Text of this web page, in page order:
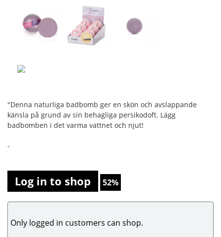
"Denna naturliga badbomb ger en skön och avslappande
känsla på grund av sin behagliga persikodoft. Lägg
badbomben i det varma vattnet och njut!
-
Log in to shop 52%
Only logged in customers can shop.